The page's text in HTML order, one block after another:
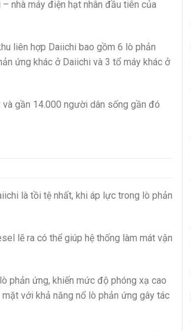
nhà máy điện hạt nhân đầu tiên của
liên hợp Daiichi bao gồm 6 lò phản
ứng khác ở Daiichi và 3 tổ máy khác ở
gần 14.000 người dân sống gần đó
là tồi tệ nhất, khi áp lực trong lò phản
lẽ ra có thể giúp hệ thống làm mát vận
phản ứng, khiến mức độ phóng xạ cao
với khả năng nổ lò phản ứng gây tác